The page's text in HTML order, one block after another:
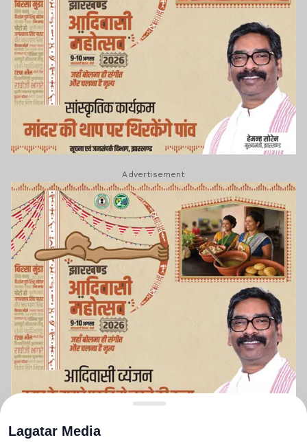
Advertisement
Lagatar Media